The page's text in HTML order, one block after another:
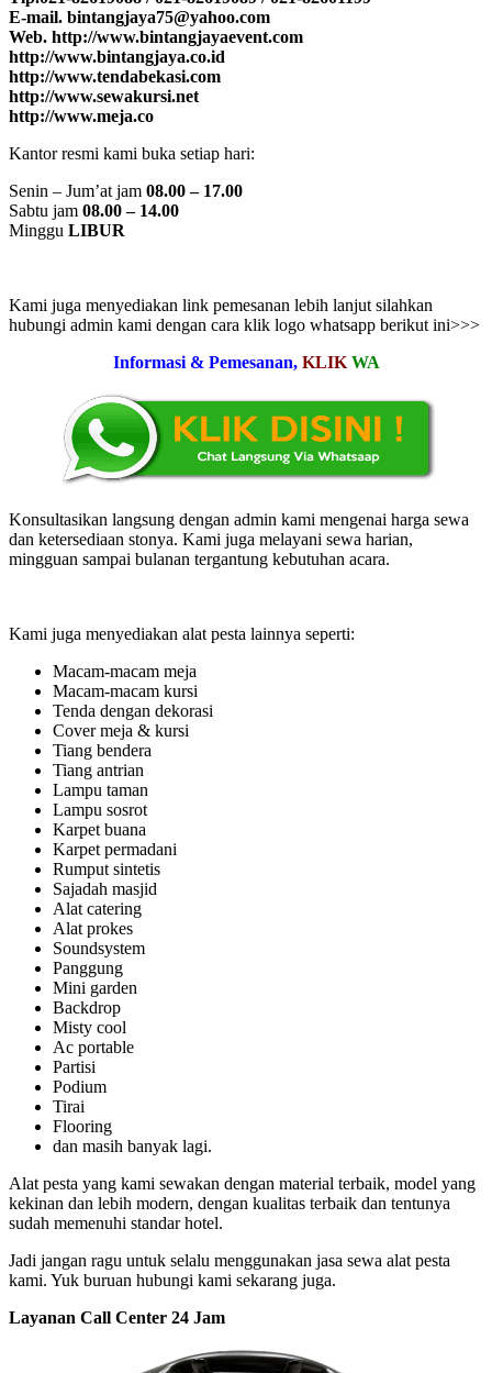
E-mail. bintangjaya75@yahoo.com
Web. http://www.bintangjayaevent.com
http://www.bintangjaya.co.id
http://www.tendabekasi.com
http://www.sewakursi.net
http://www.meja.co
Kantor resmi kami buka setiap hari:
Senin – Jum’at jam 08.00 – 17.00
Sabtu jam 08.00 – 14.00
Minggu LIBUR
Kami juga menyediakan link pemesanan lebih lanjut silahkan
hubungi admin kami dengan cara klik logo whatsapp berikut ini>>>
Informasi & Pemesanan, KLIK WA
Konsultasikan langsung dengan admin kami mengenai harga sewa
dan ketersediaan stonya. Kami juga melayani sewa harian,
mingguan sampai bulanan tergantung kebutuhan acara.
Kami juga menyediakan alat pesta lainnya seperti:
Macam-macam meja
Macam-macam kursi
Tenda dengan dekorasi
Cover meja & kursi
Tiang bendera
Tiang antrian
Lampu taman
Lampu sosrot
Karpet buana
Karpet permadani
Rumput sintetis
Sajadah masjid
Alat catering
Alat prokes
Soundsystem
Panggung
Mini garden
Backdrop
Misty cool
Ac portable
Partisi
Podium
Tirai
Flooring
dan masih banyak lagi.
Alat pesta yang kami sewakan dengan material terbaik, model yang
kekinan dan lebih modern, dengan kualitas terbaik dan tentunya
sudah memenuhi standar hotel.
Jadi jangan ragu untuk selalu menggunakan jasa sewa alat pesta
kami. Yuk buruan hubungi kami sekarang juga.
Layanan Call Center 24 Jam